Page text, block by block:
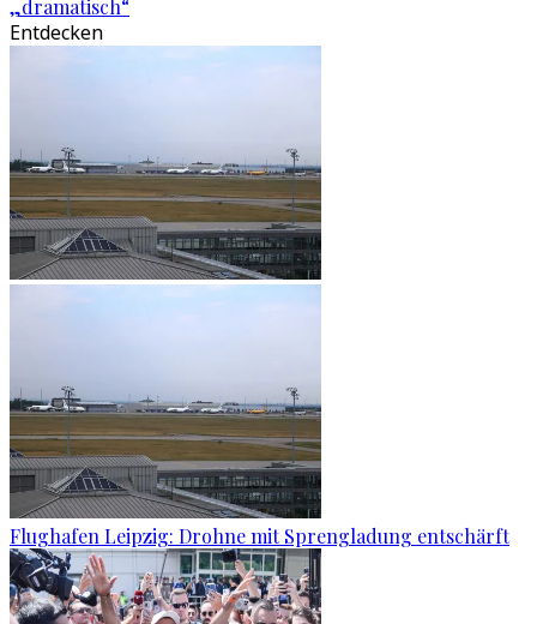
„dramatisch“
Entdecken
Flughafen Leipzig: Drohne mit Sprengladung entschärft